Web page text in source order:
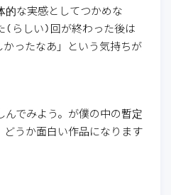
的な実感としてつかめな
(らしい)回が終わった後は
かったなあ」という気持ちが
んでみよう。が僕の中の暫定
どうか面白い作品になります